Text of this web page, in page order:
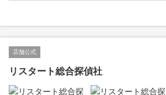
店舗公式
リスタート総合探偵社